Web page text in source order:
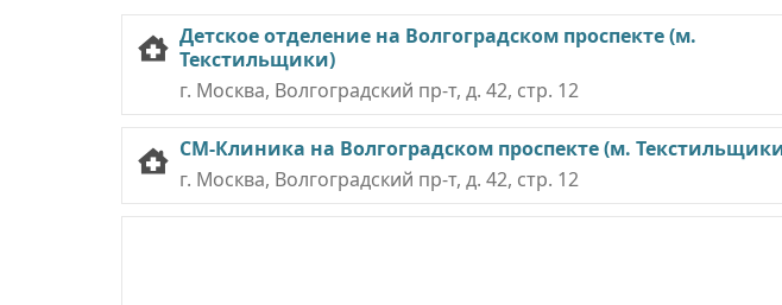
Детское отделение на Волгоградском проспекте (м.
Текстильщики)
г. Москва, Волгоградский пр-т, д. 42, стр. 12
СМ-Клиника на Волгоградском проспекте (м.
г. Москва, Волгоградский пр-т, д. 42, стр. 12